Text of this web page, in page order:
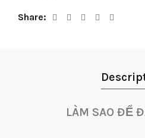
Share
LÀM SAO ĐỂ